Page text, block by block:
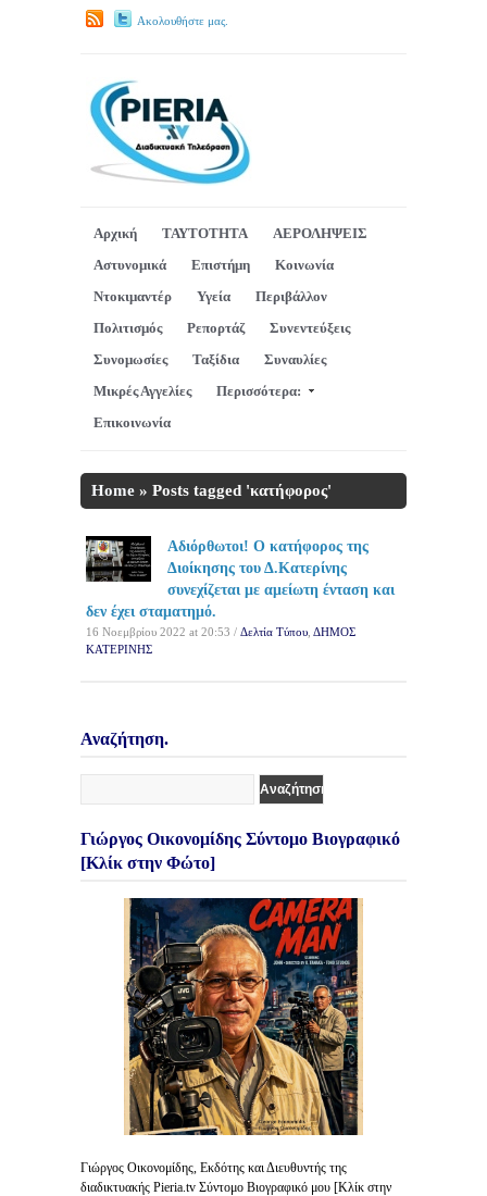
Ακολουθήστε μας.
Αρχική ΤΑΥΤΟΤΗΤΑ
ΑΕΡΟΛΗΨΕΙΣ
Αστυνομικά
Επιστήμη
Κοινωνία
Ντοκιμαντέρ
Υγεία
Περιβάλλον
Πολιτισμός
Ρεπορτάζ
Συνεντεύξεις
Συνομωσίες
Ταξίδια
Συναυλίες
Μικρές Αγγελίες
Περισσότερα:
Επικοινωνία
Home » Posts tagged 'κατήφορος'
Αδιόρθωτοι! Ο κατήφορος της
Διοίκησης του Δ.Κατερίνης
συνεχίζεται με αμείωτη ένταση και
δεν έχει σταματημό.
16 Νοεμβρίου 2022 at 20:53 / Δελτία Τύπου ΔΗΜΟΣ
ΚΑΤΕΡΙΝΗΣ
Αναζήτηση.
Γιώργος Οικονομίδης Σύντομο Βιογραφικό
[Κλίκ στην Φώτο]
Γιώργος Οικονομίδης, Εκδότης και Διευθυντής της
διαδικτυακής Pieria.tv Σύντομο Βιογραφικό μου [Κλίκ στην